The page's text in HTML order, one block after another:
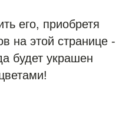
его, приобретя
на этой странице -
будет украшен